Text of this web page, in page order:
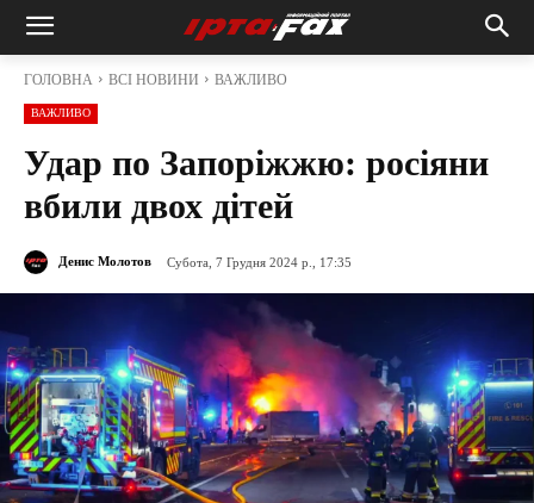
ГОЛОВНА ВСІ НОВИНИ ВАЖЛИВО
ВАЖЛИВО
Удар по Запоріжжю: росіяни
вбили двох дітей
Денис Молотов Субота, 7 Грудня 2024 р., 17:35